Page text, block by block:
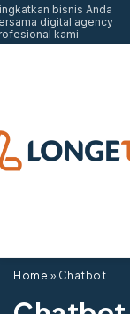
bisnis Anda
digital agency
kami
Home » Chatbot